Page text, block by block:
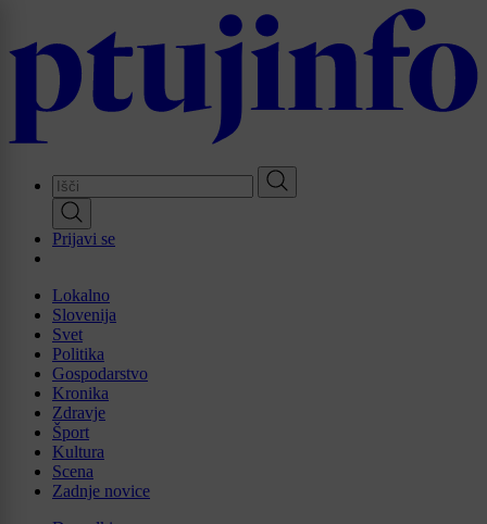
main
Prijavi se
Lokalno
Slovenija
Svet
Politika
Gospodarstvo
Kronika
Zdravje
Šport
Kultura
Scena
Zadnje novice